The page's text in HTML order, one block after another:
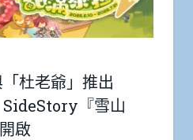
「杜老爺」推出
『雪山
啟